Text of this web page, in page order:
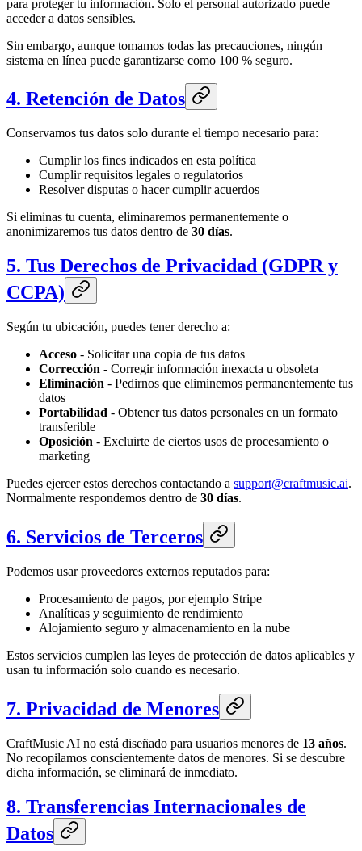
para proteger tu información. Solo el personal autorizado puede
acceder a datos sensibles.
Sin embargo, aunque tomamos todas las precauciones, ningún
sistema en línea puede garantizarse como 100 % seguro.
4. Retención de Datos
Conservamos tus datos solo durante el tiempo necesario para:
Cumplir los fines indicados en esta política
Cumplir requisitos legales o regulatorios
Resolver disputas o hacer cumplir acuerdos
Si eliminas tu cuenta, eliminaremos permanentemente o
anonimizaremos tus datos dentro de 30 días.
5. Tus Derechos de Privacidad (GDPR y
CCPA)
Según tu ubicación, puedes tener derecho a:
Acceso - Solicitar una copia de tus datos
Corrección - Corregir información inexacta u obsoleta
Eliminación - Pedirnos que eliminemos permanentemente tus
datos
Portabilidad - Obtener tus datos personales en un formato
transferible
Oposición - Excluirte de ciertos usos de procesamiento o
marketing
Puedes ejercer estos derechos contactando a support@craftmusic.ai.
Normalmente respondemos dentro de 30 días.
6. Servicios de Terceros
Podemos usar proveedores externos reputados para:
Procesamiento de pagos, por ejemplo Stripe
Analíticas y seguimiento de rendimiento
Alojamiento seguro y almacenamiento en la nube
Estos servicios cumplen las leyes de protección de datos aplicables y
usan tu información solo cuando es necesario.
7. Privacidad de Menores
CraftMusic AI no está diseñado para usuarios menores de 13 años.
No recopilamos conscientemente datos de menores. Si se descubre
dicha información, se eliminará de inmediato.
8. Transferencias Internacionales de
Datos